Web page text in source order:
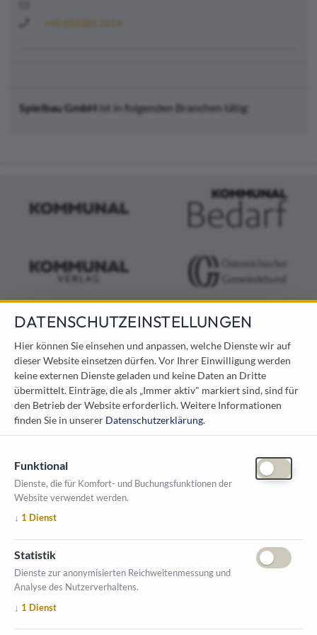
+49 (0)3381 2614
Spielbau GmbH ist in folgenden Branchen tätig:
KONTAKT
Österreichischer Kommunal-Verlag GmbH
Löwelstraße 6 / 2. Stock
1010 Wien
messe@kommunal.at
ÖFFNUNGSZEITEN MESSE
2. Oktober 2026, 9-16 Uhr
VERANSTALTUNGSORT
Salzburger Messe
Messezentrum 1
5020 Salzburg
DATENSCHUTZEINSTELLUNGEN
Hier können Sie einsehen und anpassen, welche Dienste wir auf
dieser Website einsetzen dürfen. Vor Ihrer Einwilligung werden
keine externen Dienste geladen und keine Daten an Dritte
übermittelt. Einträge, die als „Immer aktiv" markiert sind, sind für
den Betrieb der Website erforderlich.Weitere Informationen
finden Sie in unserer Datenschutzerklärung.
Funktional
Dienste, die für Komfort- und Buchungsfunktionen der
Website verwendet werden.
↓ 1 Dienst
Statistik
Dienste zur anonymisierten Reichweitenmessung und
Analyse des Nutzerverhaltens.
↓ 1 Dienst